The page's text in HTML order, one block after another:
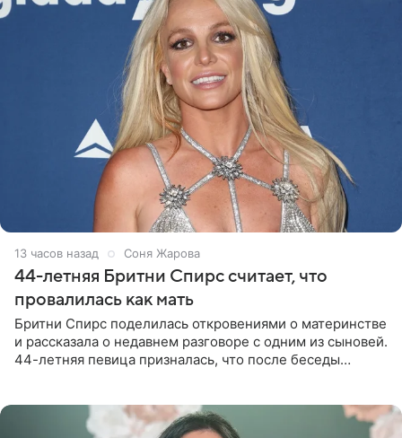
13 часов назад Соня Жарова
44-летняя Бритни Спирс считает, что
провалилась как мать
Бритни Спирс поделилась откровениями о материнстве
и рассказала о недавнем разговоре с одним из сыновей.
44-летняя певица призналась, что после беседы